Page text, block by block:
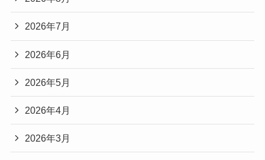
2026年7月
2026年6月
2026年5月
2026年4月
2026年3月